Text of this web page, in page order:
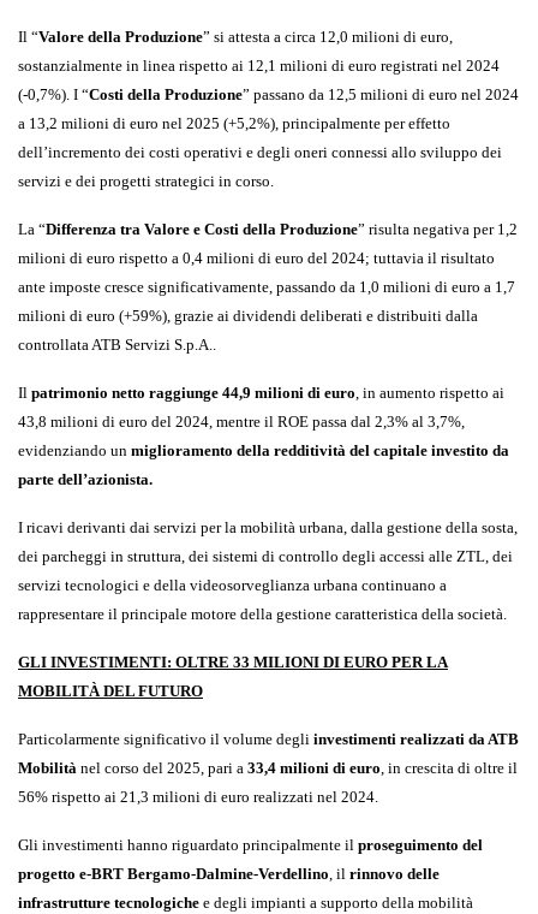
Il “Valore della Produzione” si attesta a circa 12,0 milioni di euro,
sostanzialmente in linea rispetto ai 12,1 milioni di euro registrati nel 2024
(-0,7%). I “Costi della Produzione” passano da 12,5 milioni di euro nel 2024
a 13,2 milioni di euro nel 2025 (+5,2%), principalmente per effetto
dell’incremento dei costi operativi e degli oneri connessi allo sviluppo dei
servizi e dei progetti strategici in corso.
La “Differenza tra Valore e Costi della Produzione” risulta negativa per 1,2
milioni di euro rispetto a 0,4 milioni di euro del 2024; tuttavia il risultato
ante imposte cresce significativamente, passando da 1,0 milioni di euro a 1,7
milioni di euro (+59%), grazie ai dividendi deliberati e distribuiti dalla
controllata ATB Servizi S.p.A..
Il patrimonio netto raggiunge 44,9 milioni di euro, in aumento rispetto ai
43,8 milioni di euro del 2024, mentre il ROE passa dal 2,3% al 3,7%,
evidenziando un miglioramento della redditività del capitale investito da
parte dell’azionista.
I ricavi derivanti dai servizi per la mobilità urbana, dalla gestione della sosta,
dei parcheggi in struttura, dei sistemi di controllo degli accessi alle ZTL, dei
servizi tecnologici e della videosorveglianza urbana continuano a
rappresentare il principale motore della gestione caratteristica della società.
GLI INVESTIMENTI: OLTRE 33 MILIONI DI EURO PER LA
MOBILITÀ DEL FUTURO
Particolarmente significativo il volume degli investimenti realizzati da ATB
Mobilità nel corso del 2025, pari a 33,4 milioni di euro, in crescita di oltre il
56% rispetto ai 21,3 milioni di euro realizzati nel 2024.
Gli investimenti hanno riguardato principalmente il proseguimento del
progetto e-BRT Bergamo-Dalmine-Verdellino, il rinnovo delle
infrastrutture tecnologiche e degli impianti a supporto della mobilità